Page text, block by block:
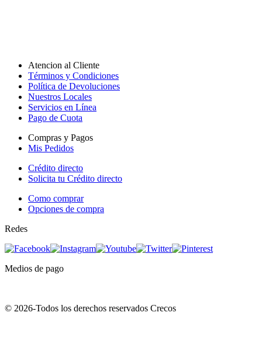
Atencion al Cliente
Términos y Condiciones
Política de Devoluciones
Nuestros Locales
Servicios en Línea
Pago de Cuota
Compras y Pagos
Mis Pedidos
Crédito directo
Solicita tu Crédito directo
Como comprar
Opciones de compra
Redes
Medios de pago
© 2026-Todos los derechos reservados Crecos